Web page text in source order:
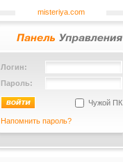
misteriya.com
Логин:
Пароль:
Чужой ПК
Напомнить пароль?